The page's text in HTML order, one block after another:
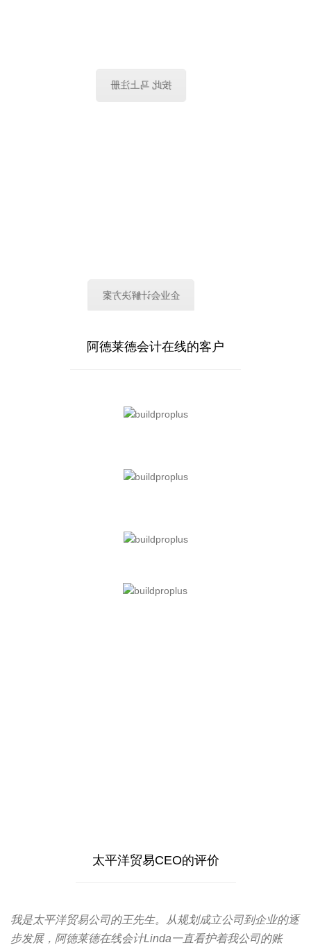
按此 马上注册
企业会计解决方案
阿德莱德会计在线的客户
太平洋贸易CEO的评价
我是太平洋贸易公司的王先生。从规划成立公司到企业的逐
步发展，阿德莱德在线会计Linda一直看护着我公司的账